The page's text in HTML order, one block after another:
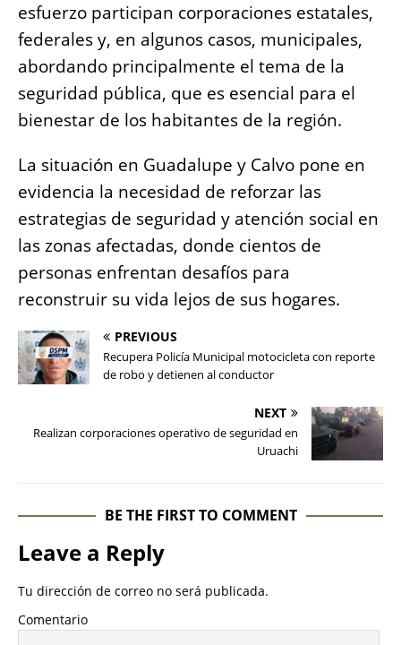
esfuerzo participan corporaciones estatales,
federales y, en algunos casos, municipales,
abordando principalmente el tema de la
seguridad pública, que es esencial para el
bienestar de los habitantes de la región.
La situación en Guadalupe y Calvo pone en
evidencia la necesidad de reforzar las
estrategias de seguridad y atención social en
las zonas afectadas, donde cientos de
personas enfrentan desafíos para
reconstruir su vida lejos de sus hogares.
PREVIOUS
Recupera Policía Municipal motocicleta con reporte
de robo y detienen al conductor
NEXT
Realizan corporaciones operativo de seguridad en
Uruachi
BE THE FIRST TO COMMENT
Leave a Reply
Tu dirección de correo no será publicada.
Comentario